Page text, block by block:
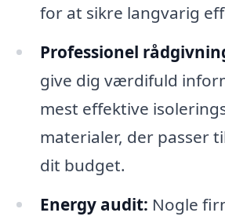
for at sikre langvarig
Professionel
give dig værdifuld
mest effektive
materialer, der passer
dit budget.
Energy audit: Nogle